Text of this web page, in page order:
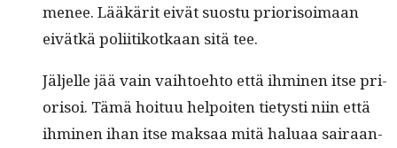
menee. Lääkärit eivät suos­tu pri­or­isoimaan
eivätkä poli­itikotkaan sitä tee.
Jäl­jelle jää vain vai­h­toe­hto että ihmi­nen itse pri­
or­isoi. Tämä hoituu helpoiten tietysti niin että
ihmi­nen ihan itse mak­saa mitä halu­aa sairaan­